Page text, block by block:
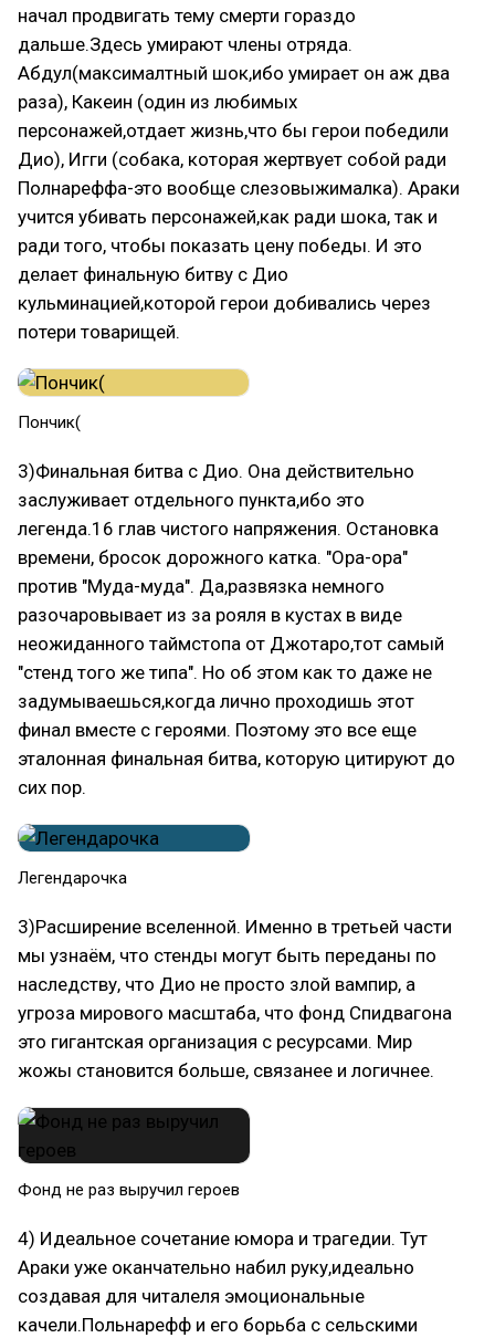
начал продвигать тему смерти гораздо
дальше.Здесь умирают члены отряда.
Абдул(максималтный шок,ибо умирает он аж два
раза), Какеин (один из любимых
персонажей,отдает жизнь,что бы герои победили
Дио), Игги (собака, которая жертвует собой ради
Полнареффа-это вообще слезовыжималка). Араки
учится убивать персонажей,как ради шока, так и
ради того, чтобы показать цену победы. И это
делает финальную битву с Дио
кульминацией,которой герои добивались через
потери товарищей.
Пончик(
3)Финальная битва с Дио. Она действительно
заслуживает отдельного пункта,ибо это
легенда.16 глав чистого напряжения. Остановка
времени, бросок дорожного катка. "Ора-ора"
против "Муда-муда". Да,развязка немного
разочаровывает из за рояля в кустах в виде
неожиданного таймстопа от Джотаро,тот самый
"стенд того же типа". Но об этом как то даже не
задумываешься,когда лично проходишь этот
финал вместе с героями. Поэтому это все еще
эталонная финальная битва, которую цитируют до
сих пор.
Легендарочка
3)Расширение вселенной. Именно в третьей части
мы узнаём, что стенды могут быть переданы по
наследству, что Дио не просто злой вампир, а
угроза мирового масштаба, что фонд Спидвагона
это гигантская организация с ресурсами. Мир
жожы становится больше, связанее и логичнее.
Фонд не раз выручил героев
4) Идеальное сочетание юмора и трагедии. Тут
Араки уже оканчательно набил руку,идеально
создавая для читалеля эмоциональные
качели.Польнарефф и его борьба с сельскими